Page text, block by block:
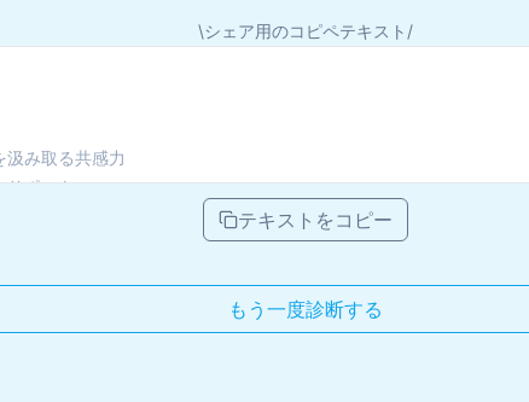
\シェア用のコピペテキスト/
テキストをコピー
もう一度診断する